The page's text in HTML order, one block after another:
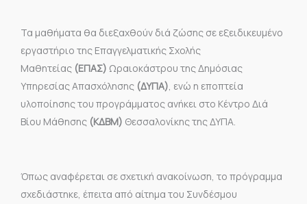
Τα μαθήματα θα διεξαχθούν διά ζώσης σε εξειδικευμένο
εργαστήριο της Επαγγελματικής Σχολής
Μαθητείας (ΕΠΑΣ) Ωραιοκάστρου της Δημόσιας
Υπηρεσίας Απασχόλησης (ΔΥΠΑ) , ενώ η εποπτεία
υλοποίησης του προγράμματος ανήκει στο Κέντρο Διά
Βίου Μάθησης (ΚΔΒΜ) Θεσσαλονίκης της ΔΥΠΑ.
Όπως αναφέρεται σε σχετική ανακοίνωση, το πρόγραμμα
σχεδιάστηκε, έπειτα από αίτημα του Συνδέσμου